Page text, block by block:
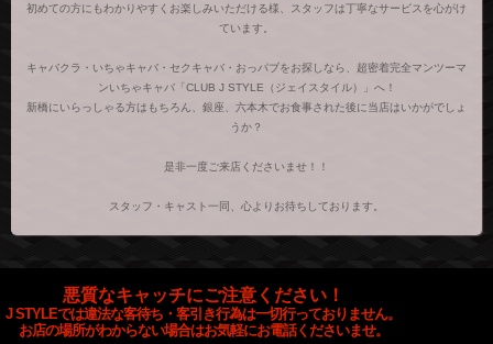
初めての方にもわかりやすくお楽しみいただける様、スタッフは丁寧なサービスを心がけ
ています。
キャバクラ・いちゃキャバ・セクキャバ・おっパブをお探しなら、超密着完全マンツーマ
ンいちゃキャバ「CLUB J STYLE（ジェイスタイル）」へ！
新橋にいらっしゃる方はもちろん、銀座、六本木でお食事された後に当店はいかがでしょ
うか？
是非一度ご来店くださいませ！！
スタッフ・キャスト一同、心よりお待ちしております。
悪質なキャッチにご注意ください！
J STYLEでは違法な客待ち・客引き行為は一切行っておりません。
お店の場所がわからない場合はお気軽にお電話くださいませ。